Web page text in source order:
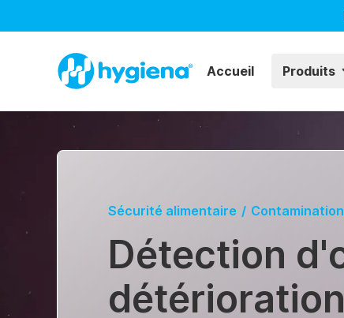
Accueil Produits
Sécurité alimentaire /
Détection
détérioration